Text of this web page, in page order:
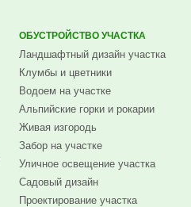
ОБУСТРОЙСТВО УЧАСТКА
Ландшафтный дизайн участка
Клумбы и цветники
Водоем на участке
Альпийские горки и рокарии
Живая изгородь
Забор на участке
Уличное освещение участка
Садовый дизайн
Проектирование участка